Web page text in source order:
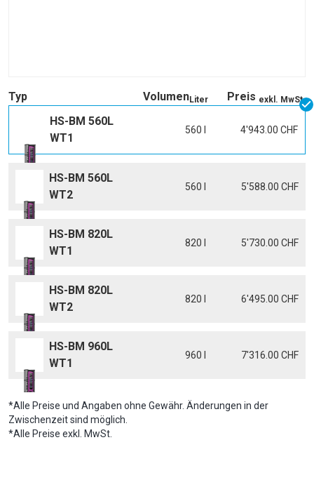
Typ VolumenLiter Preis exkl. MwSt.
HS-BM 560L
WT1
560 l 4'943.00 CHF
HS-BM 560L
WT2
560 l 5'588.00 CHF
HS-BM 820L
WT1
820 l 5'730.00 CHF
HS-BM 820L
WT2
820 l 6'495.00 CHF
HS-BM 960L
WT1
960 l 7'316.00 CHF
*Alle Preise und Angaben ohne Gewähr. Änderungen in der
Zwischenzeit sind möglich.
*Alle Preise exkl. MwSt.